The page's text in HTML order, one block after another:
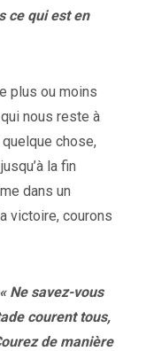
ce qui est en
plus ou moins
nous reste à
chose,
la fin
dans un
victoire, courons
« Ne savez-vous
courent tous,
de manière